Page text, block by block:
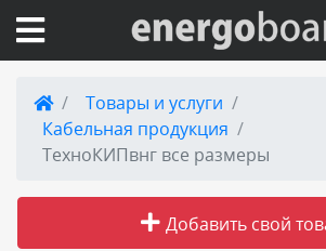
Вход на сайт
Поиск по сайту
Публикации
Товары и услуги
Кабельная продукция
ТехноКИПвнг все размеры
Добавить свой